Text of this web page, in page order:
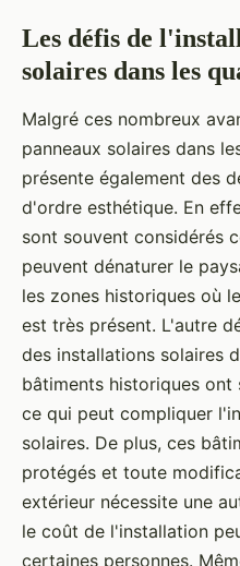
Les défis de
solaires dans les
Malgré ces nombreux
panneaux solaires dans
présente également des
d'ordre esthétique. En
sont souvent considérés
peuvent dénaturer le
les zones historiques où
est très présent. L'autre
des installations solaires
bâtiments historiques
ce qui peut compliquer
solaires. De plus, ces
protégés et toute
extérieur nécessite une
le coût de l'installation
certaines personnes.